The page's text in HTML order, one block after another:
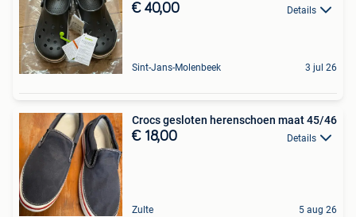
€ 40,00 Details
Sint-Jans-Molenbeek 3 jul 26
Crocs gesloten herenschoen maat 45/46
€ 18,00 Details
Zulte 5 aug 26